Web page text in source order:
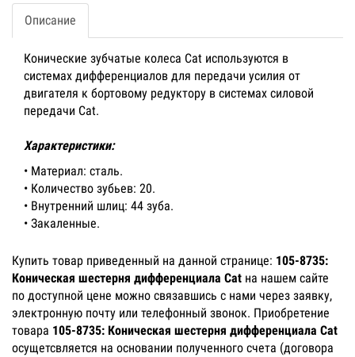
Описание
Конические зубчатые колеса Cat используются в
системах дифференциалов для передачи усилия от
двигателя к бортовому редуктору в системах силовой
передачи Cat.
Характеристики:
• Материал: сталь.
• Количество зубьев: 20.
• Внутренний шлиц: 44 зуба.
• Закаленные.
Купить товар приведенный на данной странице: 105-8735:
Коническая шестерня дифференциала Cat на нашем сайте
по доступной цене можно связавшись с нами через заявку,
электронную почту или телефонный звонок. Приобретение
товара 105-8735: Коническая шестерня дифференциала Cat
осущетсвляется на основании полученного счета (договора